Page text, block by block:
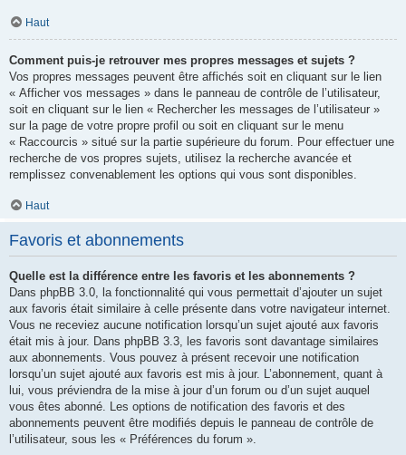
Haut
Comment puis-je retrouver mes propres messages et sujets ?
Vos propres messages peuvent être affichés soit en cliquant sur le lien
« Afficher vos messages » dans le panneau de contrôle de l’utilisateur,
soit en cliquant sur le lien « Rechercher les messages de l’utilisateur »
sur la page de votre propre profil ou soit en cliquant sur le menu
« Raccourcis » situé sur la partie supérieure du forum. Pour effectuer une
recherche de vos propres sujets, utilisez la recherche avancée et
remplissez convenablement les options qui vous sont disponibles.
Haut
Favoris et abonnements
Quelle est la différence entre les favoris et les abonnements ?
Dans phpBB 3.0, la fonctionnalité qui vous permettait d’ajouter un sujet
aux favoris était similaire à celle présente dans votre navigateur internet.
Vous ne receviez aucune notification lorsqu’un sujet ajouté aux favoris
était mis à jour. Dans phpBB 3.3, les favoris sont davantage similaires
aux abonnements. Vous pouvez à présent recevoir une notification
lorsqu’un sujet ajouté aux favoris est mis à jour. L’abonnement, quant à
lui, vous préviendra de la mise à jour d’un forum ou d’un sujet auquel
vous êtes abonné. Les options de notification des favoris et des
abonnements peuvent être modifiés depuis le panneau de contrôle de
l’utilisateur, sous les « Préférences du forum ».